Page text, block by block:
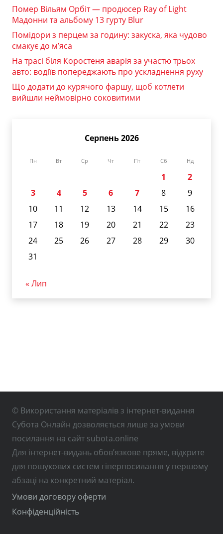
Помер Вільям Орбіт — продюсер Ray of Light
Мадонни та альбому 13 гурту Blur
Помідори з перцем за годину: закуска, яка чудово
смакує до м’яса
На трасі біля Коростеня аварія за участю трьох
авто: водіїв попереджають про ускладнення руху
Що додати до курячого фаршу, щоб котлети
вийшли неймовірно соковитими
Серпень 2026
Пн Вт Ср Чт Пт Сб Нд
1
2
3
4 5 6 7 8
9
10
11 12 13 14 15
16
17
18 19 20 21 22
23
24
25 26 27 28 29
30
31
« Лип
© Використання матеріалів з інтернет-видання
Субота Онлайн дозволяється лише за умови
посилання на сайт subota.online
Для інтернет-видань обов’язкове пряме, відкрите
для пошукових систем гіперпосилання у першому
абзаці на конкретний матеріал.
Умови договору оферти
Конфіденційність